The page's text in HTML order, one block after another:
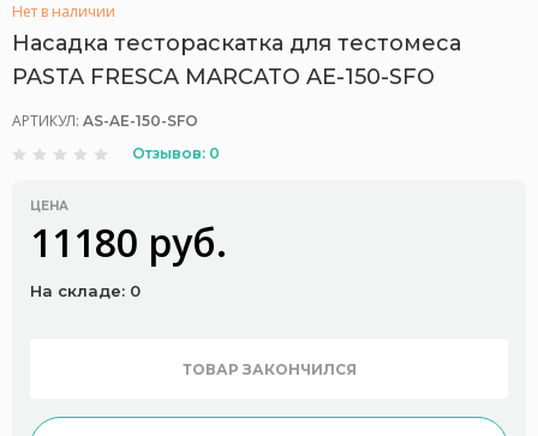
Нет в наличии
Насадка тестораскатка для тестомеса
PASTA FRESCA MARCATO AE-150-SFO
АРТИКУЛ: AS-AE-150-SFO
Отзывов: 0
ЦЕНА
11180 руб.
На складе: 0
ТОВАР ЗАКОНЧИЛСЯ